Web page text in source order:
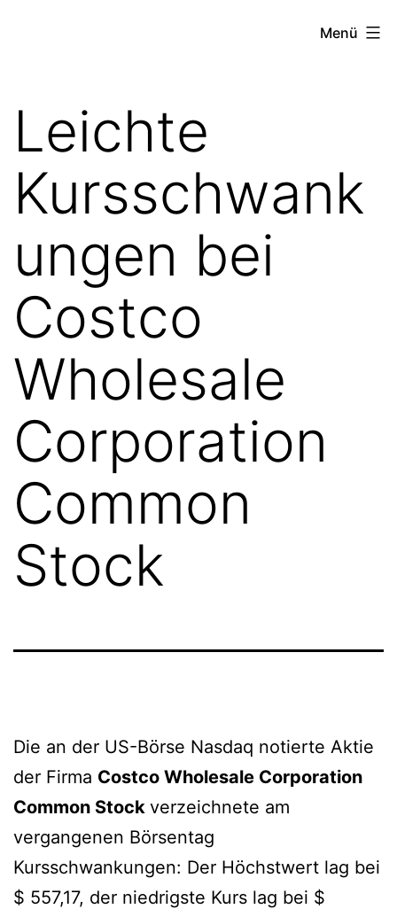
project
Menü
Leichte
Kursschwank
ungen bei
Costco
Wholesale
Corporation
Common
Stock
Die an der US-Börse Nasdaq notierte Aktie
der Firma Costco Wholesale Corporation
Common Stock verzeichnete am
vergangenen Börsentag
Kursschwankungen: Der Höchstwert lag bei
$ 557,17, der niedrigste Kurs lag bei $